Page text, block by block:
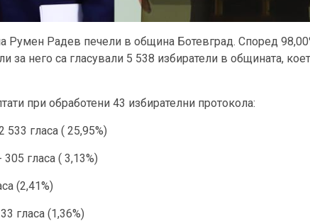
Румен Радев печели в община Ботевград. Според
за него са гласували 5 538 избиратели в общината,
при обработени 43 избирателни протокола:
гласа ( 25,95%)
гласа ( 3,13%)
(2,41%)
гласа (1,36%)